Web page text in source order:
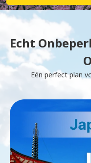
Echt
Eén perfect plan